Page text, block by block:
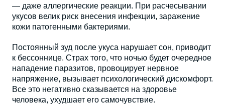
— даже аллергические реакции. При расчесывании
укусов велик риск внесения инфекции, заражение
кожи патогенными бактериями.
Постоянный зуд после укуса нарушает сон, приводит
к бессоннице. Страх того, что ночью будет очередное
нападение паразитов, провоцирует нервное
напряжение, вызывает психологический дискомфорт.
Все это негативно сказывается на здоровье
человека, ухудшает его самочувствие.